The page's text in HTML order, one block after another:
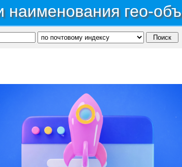
гео-